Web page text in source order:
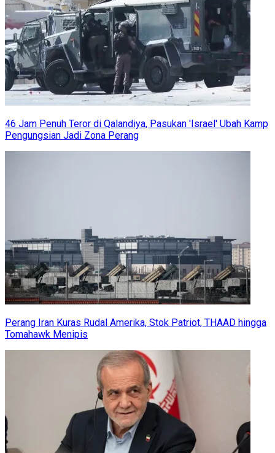
46 Jam Penuh Teror di Qalandiya, Pasukan 'Israel' Ubah Kamp
Pengungsian Jadi Zona Perang
Perang Iran Kuras Rudal Amerika, Stok Patriot, THAAD hingga
Tomahawk Menipis